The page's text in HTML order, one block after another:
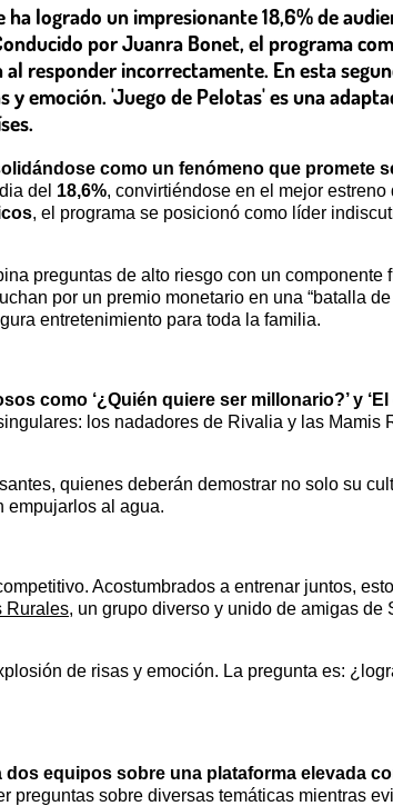
logrado un impresionante 18,6% de
por Juanra Bonet, el programa
responder incorrectamente. En esta
y emoción. 'Juego de Pelotas' es una
como un fenómeno que promete
del 18,6%, convirtiéndose en el mejor
, el programa se posicionó como líder
preguntas de alto riesgo con un componente
por un premio monetario en una “batalla
entretenimiento para toda la familia.
como ‘¿Quién quiere ser millonario?’ y
los nadadores de Rivalia y las Mamis
quienes deberán demostrar no solo su
empujarlos al agua.
Acostumbrados a entrenar juntos,
Rurales, un grupo diverso y unido de amigas de
de risas y emoción. La pregunta es:
equipos sobre una plataforma elevada
preguntas sobre diversas temáticas mientras